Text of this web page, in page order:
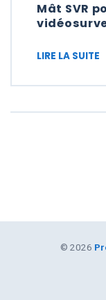
Mât SVR
LIRE LA SUITE
© 2026